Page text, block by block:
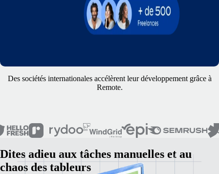
Des sociétés internationales accélèrent leur développement grâce à
Remote.
Dites adieu aux tâches manuelles et au
chaos des tableurs